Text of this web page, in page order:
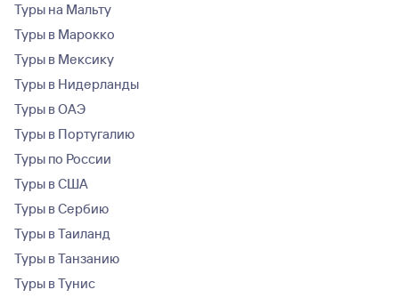
Туры на Мальту
Туры в Марокко
Туры в Мексику
Туры в Нидерланды
Туры в ОАЭ
Туры в Португалию
Туры по России
Туры в США
Туры в Сербию
Туры в Таиланд
Туры в Танзанию
Туры в Тунис